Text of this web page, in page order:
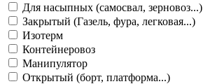
Для насыпных (самосвал, зерновоз...)
Закрытый (Газель, фура, легковая...)
Изотерм
Контейнеровоз
Манипулятор
Открытый (борт, платформа...)